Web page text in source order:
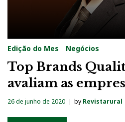
Edição do Mes Negócios
Top Brands
avaliam as
26 de junho de 2020 by Revistarural